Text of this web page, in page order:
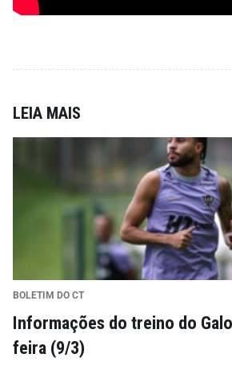
LEIA MAIS
BOLETIM DO CT
Informações do treino do
feira (9/3)